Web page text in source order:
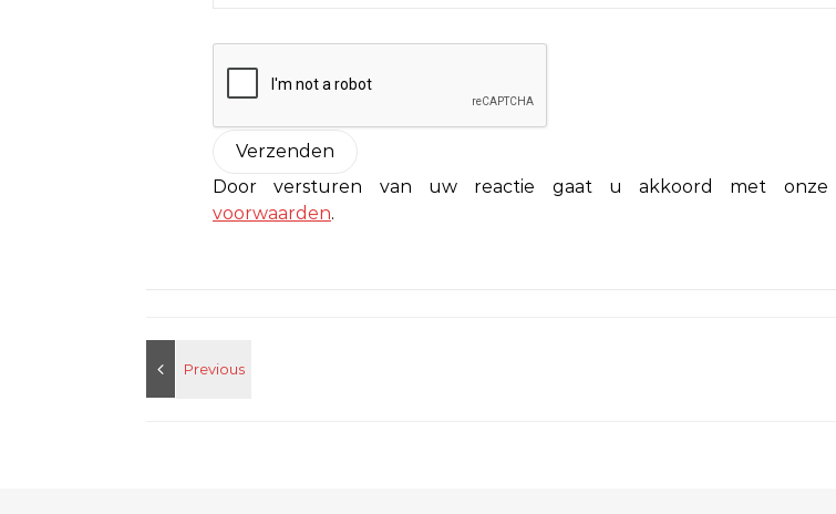
Door versturen van uw reactie gaat u akkoord met onze
voorwaarden.